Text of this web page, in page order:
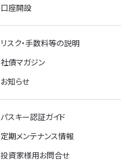
口座開設
リスク・手数料等の説明
社債マガジン
お知らせ
パスキー認証ガイド
定期メンテナンス情報
投資家様用お問合せ